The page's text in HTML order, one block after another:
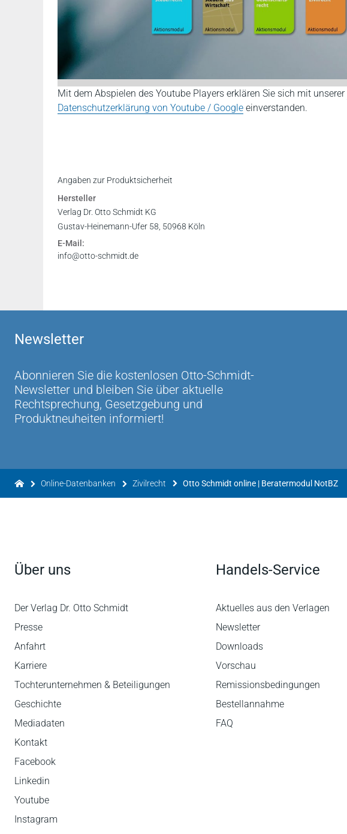
Mit dem Abspielen des Youtube Players erklären Sie sich mit unserer
Datenschutzerklärung von Youtube / Google einverstanden.
Angaben zur Produktsicherheit
Hersteller
Verlag Dr. Otto Schmidt KG
Gustav-Heinemann-Ufer 58, 50968 Köln
E-Mail:
info@otto-schmidt.de
Newsletter
Abonnieren Sie die kostenlosen Otto-Schmidt-
Newsletter und bleiben Sie über aktuelle
Rechtsprechung, Gesetzgebung und
Produktneuheiten informiert!
Online-Datenbanken Zivilrecht Otto Schmidt online | Beratermodul NotBZ
Über uns
Der Verlag Dr. Otto Schmidt
Presse
Anfahrt
Karriere
Tochterunternehmen & Beteiligungen
Geschichte
Mediadaten
Kontakt
Facebook
Linkedin
Youtube
Instagram
Handels-Service
Aktuelles aus den Verlagen
Newsletter
Downloads
Vorschau
Remissionsbedingungen
Bestellannahme
FAQ